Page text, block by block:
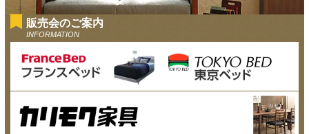
販売会のご案内
INFORMATION